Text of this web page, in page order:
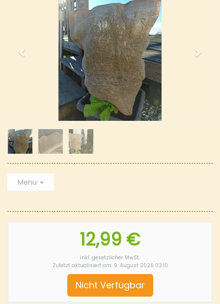
Menu
12,99 €
inkl. gesetzlicher MwSt.
Zuletzt aktualisiert am: 9. August 2026 03:10
Nicht Verfügbar